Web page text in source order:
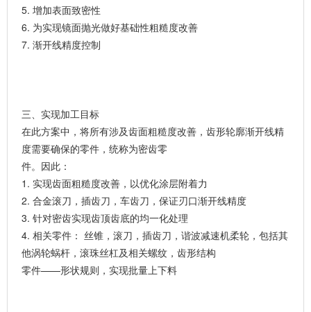
5. 增加表面致密性
6. 为实现镜面抛光做好基础性粗糙度改善
7. 渐开线精度控制
三、实现加工目标
在此方案中，将所有涉及齿面粗糙度改善，齿形轮廓渐开线精
度需要确保的零件，统称为密齿零
件。因此：
1. 实现齿面粗糙度改善，以优化涂层附着力
2. 合金滚刀，插齿刀，车齿刀，保证刃口渐开线精度
3. 针对密齿实现齿顶齿底的均一化处理
4. 相关零件： 丝锥，滚刀，插齿刀，谐波减速机柔轮，包括其
他涡轮蜗杆，滚珠丝杠及相关螺纹，齿形结构
零件——形状规则，实现批量上下料